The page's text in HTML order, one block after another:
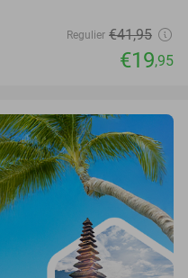
Regulier €41,95
€19,95